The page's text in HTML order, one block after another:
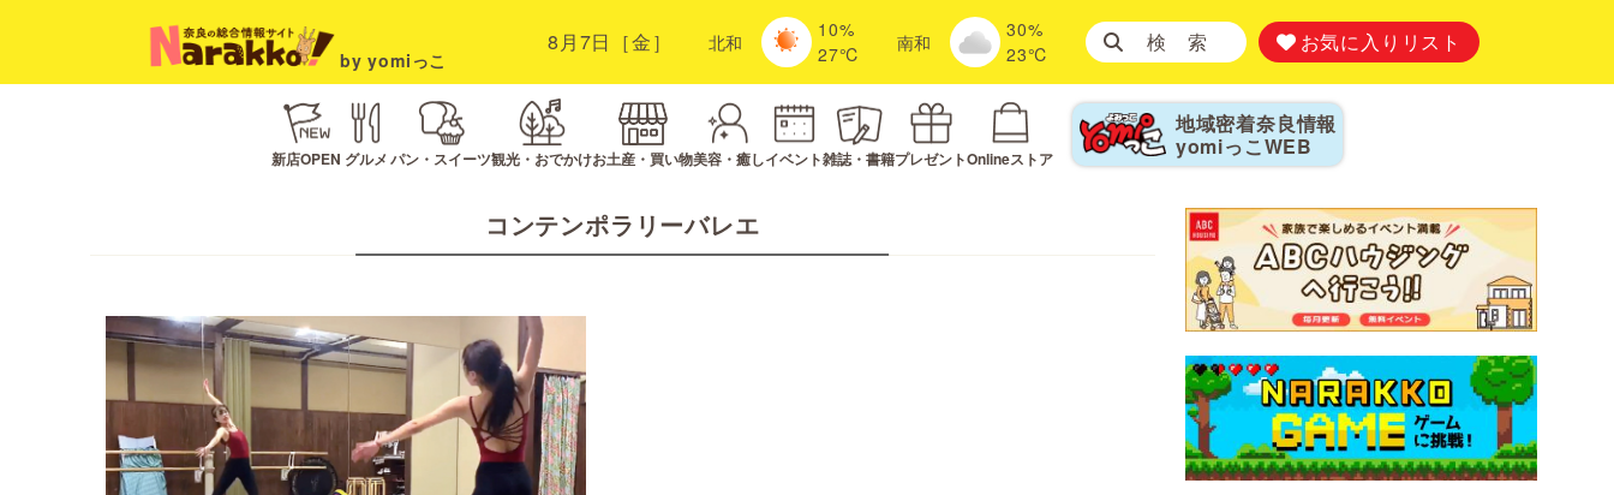
by yomiっこ
8月7日［金］ 北和
10%
27℃
南和
30%
23℃
検 索 お気に入りリスト
新店OPEN グルメ パン・スイーツ観光・おでかけお土産・買い物美容・癒しイベント雑誌・書籍プレゼントOnlineストア
地域密着奈良情報
yomiっこ WEB
コンテンポラリーバレエ